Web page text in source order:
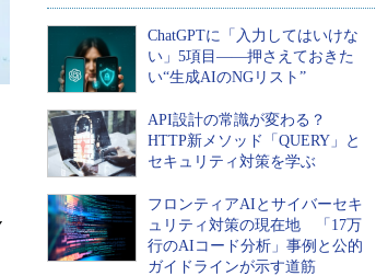
ChatGPTに「入力してはいけな
い」5項目――押さえておきた
い“生成AIのNGリスト”
API設計の常識が変わる？
HTTP新メソッド「QUERY」と
セキュリティ対策を学ぶ
フロンティアAIとサイバーセキ
ュリティ対策の現在地 「17万
行のAIコード分析」事例と公的
ガイドラインが示す道筋